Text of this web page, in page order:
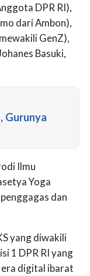
DPR RI),
dari Ambon),
GenZ),
Basuki,
Gurunya
Ilmu
Yoga
dan
yang diwakili
1 DPR RI yang
digital ibarat